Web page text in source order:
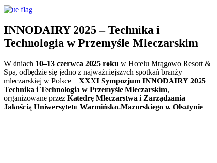
INNODAIRY 2025 – Technika i
Technologia w Przemyśle Mleczarskim
W dniach 10–13 czerwca 2025 roku w Hotelu Mrągowo Resort &
Spa, odbędzie się jedno z najważniejszych spotkań branży
mleczarskiej w Polsce – XXXI Sympozjum INNODAIRY 2025 –
Technika i Technologia w Przemyśle Mleczarskim,
organizowane przez Katedrę Mleczarstwa i Zarządzania
Jakością Uniwersytetu Warmińsko-Mazurskiego w Olsztynie.